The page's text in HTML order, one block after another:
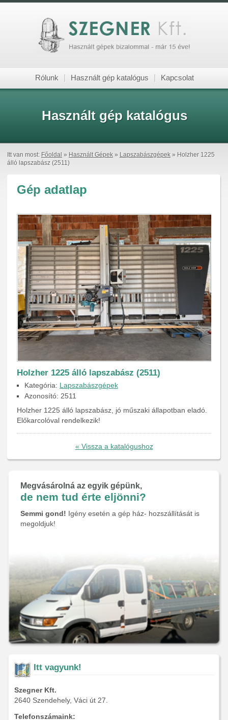
Rólunk Használt gép katalógus Kapcsolat
Használt gép katalógus
Itt van most: Főoldal » Használt Gépek » Lapszabászgépek » Holzher 1225
álló lapszabász (2511)
Gép adatlap
Holzher 1225 álló lapszabász (2511)
Kategória: Lapszabászgépek
Azonosító: 2511
Holzher 1225 álló lapszabász, jó műszaki állapotban eladó.
Előkarcolóval rendelkezik!
« Vissza a katalógushoz
Megvásárolná az egyik gépünk,
de nem tud érte eljönni?
Semmi gond! Igény esetén a gép ház- hozszállítását is
megoldjuk!
Itt vagyunk!
Szegner Kft.
2640 Szendehely, Váci út 27.
Telefonszámaink: